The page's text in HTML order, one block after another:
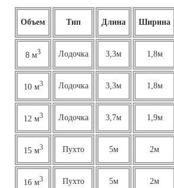
Объем Тип Длина Ширина
8 м3 Лодочка 3,3м 1,8м
10 м3 Лодочка 3,3м 1,8м
12 м3 Лодочка 3,7м 1,9м
15 м3 Пухто 5м 2м
16 м3 Пухто 5м 2м